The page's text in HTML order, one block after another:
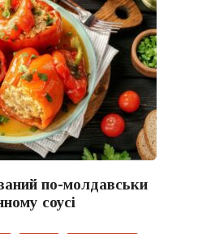
по-молдавськи
соусі